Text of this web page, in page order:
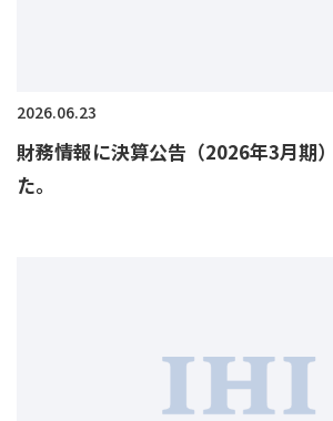
2026.06.23
財務情報に決算公告（2026年3月期）
た。